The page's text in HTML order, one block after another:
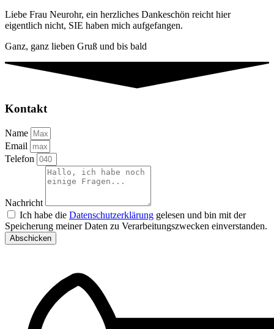
Liebe Frau Neurohr, ein herzliches Dankeschön reicht hier
eigentlich nicht, SIE haben mich aufgefangen.
Ganz, ganz lieben Gruß und bis bald
Kontakt
Name
Email
Telefon
Nachricht
Ich habe die Datenschutzerklärung gelesen und bin mit der
Speicherung meiner Daten zu Verarbeitungszwecken einverstanden.
Abschicken